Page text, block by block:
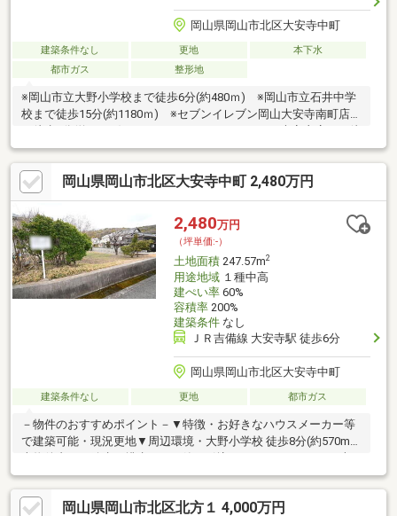
岡山県岡山市北区大安寺中町
建築条件なし 更地
本下水
都市ガス
整形地
※岡山市立大野小学校まで徒歩6分(約480ｍ) ※岡山市立石井中学
校まで徒歩15分(約1180ｍ) ※セブンイレブン岡山大安寺南町店ま
歩9分(約680ｍ) ※エブリィ大安寺店徒歩10分(約790ｍ) ※クスリ
のラブ大安寺店まで徒歩8分(約630ｍ) ※岡山西崎郵便局まで徒歩
10分(約750ｍ) ※ＪＡ岡山大野支所まで徒歩8分(640ｍ) ※大安寺
東町公園まで徒歩6分(約480ｍ)
岡山県岡山市北区大安寺中町 2,480万円
2,480万円
（坪単価:-）
土地面積247.57m2
用途地域１種中高
建ぺい率60%
容積率200%
建築条件なし
ＪＲ吉備線 大安寺駅 徒歩6分
岡山県岡山市北区大安寺中町
建築条件なし 更地 都市ガス
－物件のおすすめポイント－▼特徴・お好きなハウスメーカー等
で建築可能・現況更地▼周辺環境・大野小学校 徒歩8分(約570m)※
本物件内には給水・排水・ガス管の引込みがされていません※本
物件は未接道／再建築の際には橋掛け等が必要※本物件は建築基
準法に定める道路に接道していないため原則として建物の建築・
増築・改築は不可 建築基準法43条2項1号の認定あるいは2号の
岡山県岡山市北区北方１ 4,000万円